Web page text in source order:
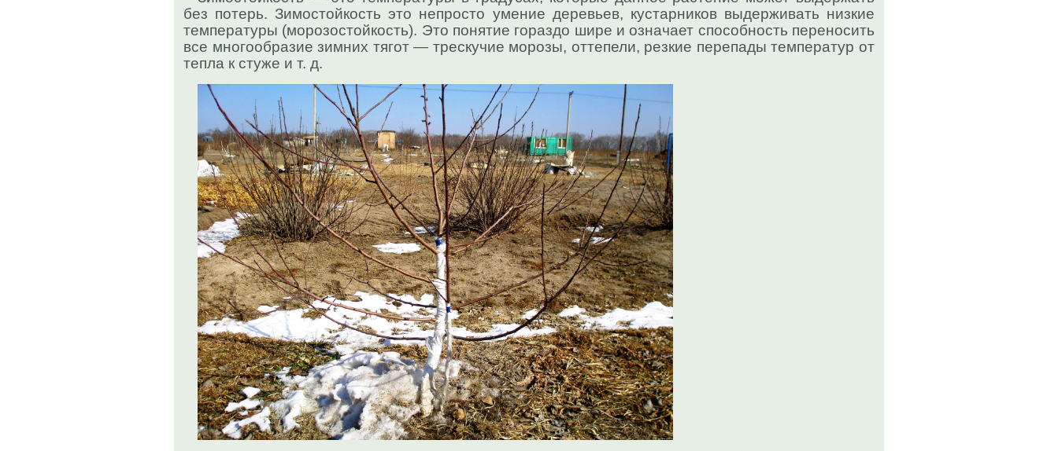
без потерь. Зимостойкость это непросто умение деревьев, кустарников выдерживать низкие
температуры (морозостойкость). Это понятие гораздо шире и означает способность переносить
все многообразие зимних тягот — трескучие морозы, оттепели, резкие перепады температур от
тепла к стуже и т. д.